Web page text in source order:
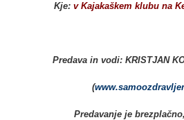
Kje: v Kajakaškem klubu na
Predava in vodi: KRISTJAN
(
Predavanje je